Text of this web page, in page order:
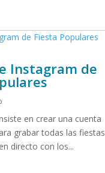
Instagram de
en crear una cuenta
grabar todas las fiestas
directo con los...